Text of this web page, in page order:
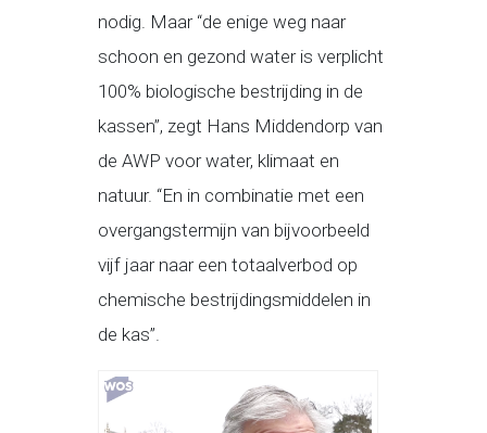
nodig. Maar “de enige weg naar
schoon en gezond water is verplicht
100% biologische bestrijding in de
kassen”, zegt Hans Middendorp van
de AWP voor water, klimaat en
natuur. “En in combinatie met een
overgangstermijn van bijvoorbeeld
vijf jaar naar een totaalverbod op
chemische bestrijdingsmiddelen in
de kas”.